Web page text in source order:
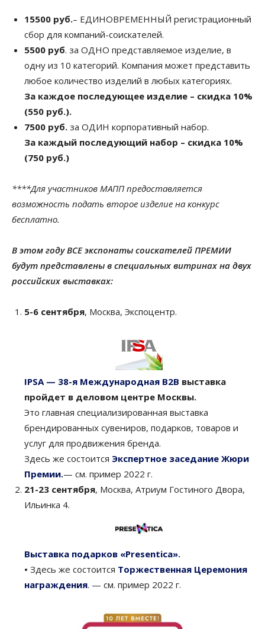
15500 руб.– ЕДИНОВРЕМЕННЫЙ регистрационный
сбор для компаний-соискателей.
5500 руб. за ОДНО представляемое изделие, в
одну из 10 категорий. Компания может представить
любое количество изделий в любых категориях.
За каждое последующее изделие – скидка 10%
(550 руб.).
7500 руб. за ОДИН корпоративный набор.
За каждый последующий набор – скидка 10%
(750 руб.)
****Для участников МАПП предоставляется
возможность подать второе изделие на конкурс
бесплатно.
В этом году ВСЕ экспонаты соискателей ПРЕМИИ
будут представлены в специальных витринах на двух
российских выставках:
5-6 сентября, Москва, Экспоцентр.
IPSA — 38-я Международная В2В выставка
пройдет в деловом центре Москвы.
Это главная специализированная выставка
брендированных сувениров, подарков, товаров и
услуг для продвижения бренда.
Здесь же состоится Экспертное заседание Жюри
Премии.— см. пример 2022 г.
21-23 сентября, Москва, Атриум Гостиного Двора,
Ильинка 4.
Выставка подарков «Presentica».
• Здесь же состоится Торжественная Церемония
награждения. — см. пример 2022 г.